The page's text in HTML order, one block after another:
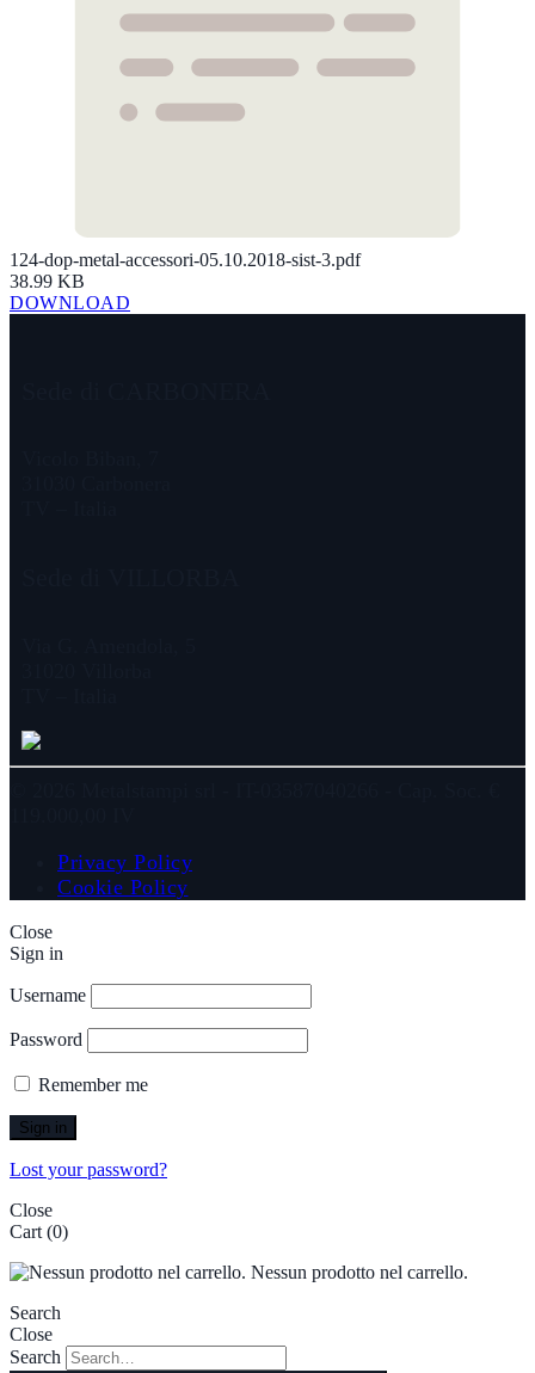
124-dop-metal-accessori-05.10.2018-sist-3.pdf
38.99 KB
DOWNLOAD
Privacy Policy
Cookie Policy
Close
Sign in
Username
Password
Remember me
Sign in
Lost your password?
Close
Cart (0)
Nessun prodotto nel carrello.
Search
Close
Search